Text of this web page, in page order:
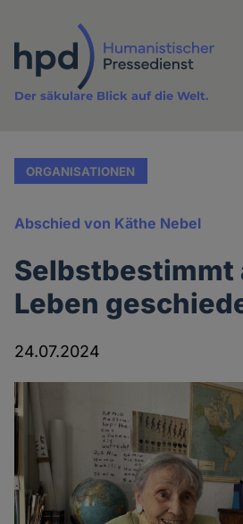
Inhalt
Der säkulare Blick auf die Welt.
ORGANISATIONEN
Abschied von Käthe Nebel
Selbstbestimmt
Leben
24.07.2024